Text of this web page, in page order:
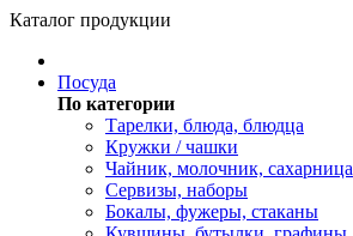
Каталог продукции
Посуда
По категории
Тарелки, блюда, блюдца
Кружки / чашки
Чайник, молочник, сахарница
Сервизы, наборы
Бокалы, фужеры, стаканы